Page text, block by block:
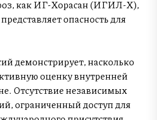
как ИГ-Хорасан (ИГИЛ-Х),
опасность для
демонстрирует, насколько
оценку внутренней
Отсутствие независимых
ограниченный доступ для